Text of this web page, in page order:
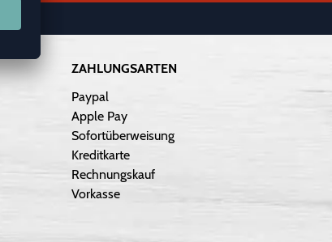
ZAHLUNGSARTEN
Paypal
Apple Pay
Sofortüberweisung
Kreditkarte
Rechnungskauf
Vorkasse